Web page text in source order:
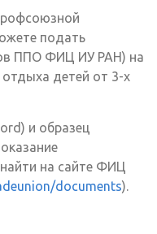
подать
ППО ФИЦ ИУ РАН) на
отдыха детей от 3-х
и образец
на сайте ФИЦ
documents).